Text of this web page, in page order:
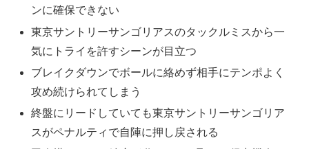
ンに確保できない
東京サントリーサンゴリアスのタックルミスから一
気にトライを許すシーンが目立つ
ブレイクダウンでボールに絡めず相手にテンポよく
攻め続けられてしまう
終盤にリードしていても東京サントリーサンゴリア
スがペナルティで自陣に押し戻される